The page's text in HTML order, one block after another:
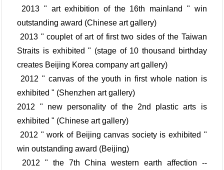
2013 " art exhibition of the 16th mainland " win
outstanding award (Chinese art gallery)
2013 " couplet of art of first two sides of the Taiwan
Straits is exhibited " (stage of 10 thousand birthday
creates Beijing Korea company art gallery)
2012 " canvas of the youth in first whole nation is
exhibited " (Shenzhen art gallery)
2012 " new personality of the 2nd plastic arts is
exhibited " (Chinese art gallery)
2012 " work of Beijing canvas society is exhibited "
win outstanding award (Beijing)
2012 " the 7th China western earth affection --